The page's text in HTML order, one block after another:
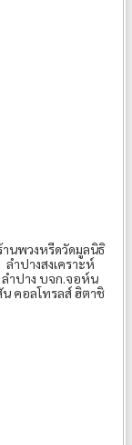
านพวงหรีดวัดมูลนิธิ
ลำปางสงเคราะห์
ลำปาง บจก.จอห์น
น คอลโทรลส์ ฮิตาชิ